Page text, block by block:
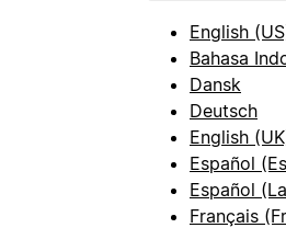
English
Bahasa
Dansk
Deutsch
English
Español
Español
Français